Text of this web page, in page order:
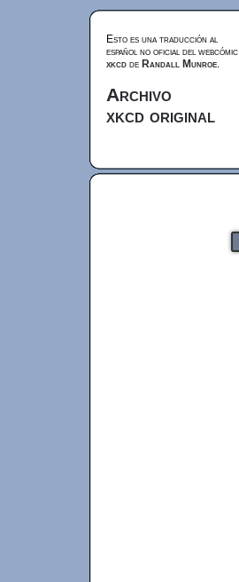
Esto es una traducción al
español no oficial del webcómic
xkcd de Randall Munroe.
Archivo
xkcd original